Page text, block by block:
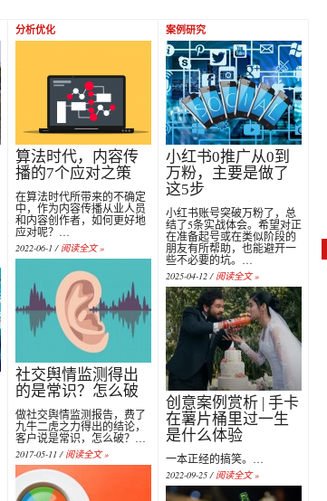
分析优化
算法时代，内容传
播的7个应对之策
在算法时代所带来的不确定
中，作为内容传播从业人员
和内容创作者，如何更好地
应对呢？…
2022-06-1 / 阅读全文 »
社交舆情监测得出
的是常识？怎么破
做社交舆情监测报告，费了
九牛二虎之力得出的结论，
客户说是常识，怎么破？…
2017-05-11 / 阅读全文 »
案例研究
小红书0推广从0到
万粉，主要是做了
这5步
小红书账号突破万粉了，总
结了5条实战体会。希望对正
在准备起号或在类似阶段的
朋友有所帮助，也能避开一
些不必要的坑。…
2025-04-12 / 阅读全文 »
创意案例赏析 | 手卡
在薯片桶里过一生
是什么体验
一本正经的搞笑。…
2022-09-25 / 阅读全文 »